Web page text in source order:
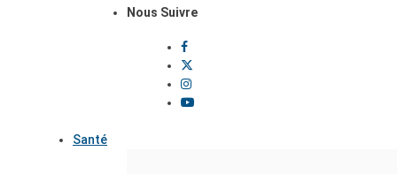
Nous Suivre
Santé